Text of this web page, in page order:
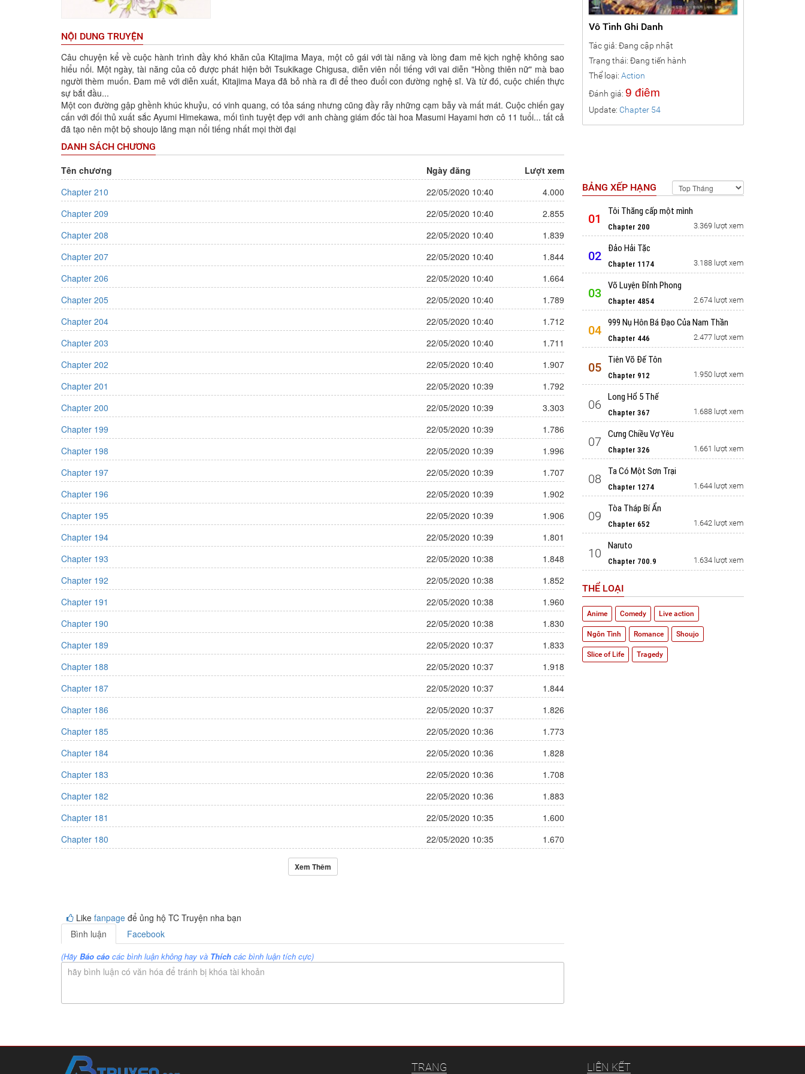
NỘI DUNG TRUYỆN
Câu chuyện kể về cuộc hành trình đầy khó khăn của Kitajima Maya, một cô gái với tài năng và lòng đam mê kịch nghệ không sao
hiểu nổi. Một ngày, tài năng của cô được phát hiện bởi Tsukikage Chigusa, diễn viên nổi tiếng với vai diễn "Hồng thiên nữ" mà bao
người thèm muốn. Đam mê với diễn xuất, Kitajima Maya đã bỏ nhà ra đi để theo đuổi con đường nghệ sĩ. Và từ đó, cuộc chiến thực
sự bắt đầu...
Một con đường gập ghềnh khúc khuỷu, có vinh quang, có tỏa sáng nhưng cũng đầy rẫy những cạm bẫy và mất mát. Cuộc chiến gay
cấn với đối thủ xuất sắc Ayumi Himekawa, mối tình tuyệt đẹp với anh chàng giám đốc tài hoa Masumi Hayami hơn cô 11 tuổi... tất cả
đã tạo nên một bộ shoujo lãng mạn nổi tiếng nhất mọi thời đại
DANH SÁCH CHƯƠNG
Tên chương Ngày đăng
Lượt xem
Chapter 210
22/05/2020 10:40
4.000
Chapter 209
22/05/2020 10:40
2.855
Chapter 208
22/05/2020 10:40
1.839
Chapter 207
22/05/2020 10:40
1.844
Chapter 206
22/05/2020 10:40
1.664
Chapter 205
22/05/2020 10:40
1.789
Chapter 204
22/05/2020 10:40
1.712
Chapter 203
22/05/2020 10:40
1.711
Chapter 202
22/05/2020 10:40
1.907
Chapter 201
22/05/2020 10:39
1.792
Chapter 200
22/05/2020 10:39
3.303
Chapter 199
22/05/2020 10:39
1.786
Chapter 198
22/05/2020 10:39
1.996
Chapter 197
22/05/2020 10:39
1.707
Chapter 196
22/05/2020 10:39
1.902
Chapter 195
22/05/2020 10:39
1.906
Chapter 194
22/05/2020 10:39
1.801
Chapter 193
22/05/2020 10:38
1.848
Chapter 192
22/05/2020 10:38
1.852
Chapter 191
22/05/2020 10:38
1.960
Chapter 190
22/05/2020 10:38
1.830
Chapter 189
22/05/2020 10:37
1.833
Chapter 188
22/05/2020 10:37
1.918
Chapter 187
22/05/2020 10:37
1.844
Chapter 186
22/05/2020 10:37
1.826
Chapter 185
22/05/2020 10:36
1.773
Chapter 184
22/05/2020 10:36
1.828
Chapter 183
22/05/2020 10:36
1.708
Chapter 182
22/05/2020 10:36
1.883
Chapter 181
22/05/2020 10:35
1.600
Chapter 180
22/05/2020 10:35 1.670
Xem Thêm
Like fanpage để ủng hộ TC Truyện nha bạn
Bình luận
Facebook
(Hãy Báo cáo các bình luận không hay và Thích các bình luận tích cực)
hãy bình luận có văn hóa để tránh bị khóa tài khoản
tốt, bệ hạ!
Tác giả: Đang cập nhật
Trạng thái: Đang tiến hành
Manhwa,Ngôn Tình ,Romance, Shoujo
,Truyện Màu
Update:Chapter 100
Vô Tình Ghi Danh
Tác giả: Đang cập nhật
Trạng thái: Đang tiến hành
Thể loại: Action
Đánh giá: 9 điêm
Update: Chapter 54
BẢNG XẾP HẠNG
01
Tôi Thăng cấp một mình
Chapter 200 3.369 lượt xem
02
Đảo Hải Tặc
Chapter 1174 3.188 lượt xem
03
Võ Luyện Đỉnh Phong
Chapter 4854 2.674 lượt xem
04
999 Nụ Hôn Bá Đạo Của Nam Thần
Chapter 446 2.477 lượt xem
05
Tiên Võ Đế Tôn
Chapter 912 1.950 lượt xem
06
Long Hổ 5 Thế
Chapter 367 1.688 lượt xem
07
Cưng Chiều Vợ Yêu
Chapter 326 1.661 lượt xem
08
Ta Có Một Sơn Trại
Chapter 1274 1.644 lượt xem
09
Tòa Tháp Bí Ẩn
Chapter 652 1.642 lượt xem
10
Naruto
Chapter 700.9 1.634 lượt xem
THỂ LOẠI
Anime Comedy Live action
Ngôn Tình Romance Shoujo
Slice of Life Tragedy
TRANG LIÊN KẾT